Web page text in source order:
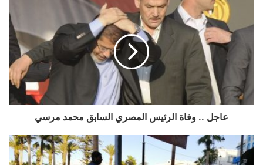
عاجل .. وفاة الرئيس المصري السابق محمد مرسي